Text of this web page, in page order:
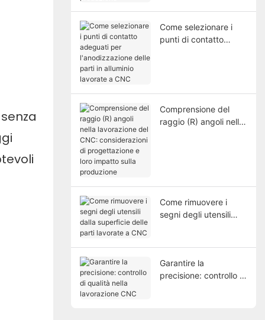
produzione
Come selezionare i
punti di contatto
Comprensione del
raggio (R) angoli nella
Come rimuovere i
segni degli utensili
Garantire la
precisione: controllo di